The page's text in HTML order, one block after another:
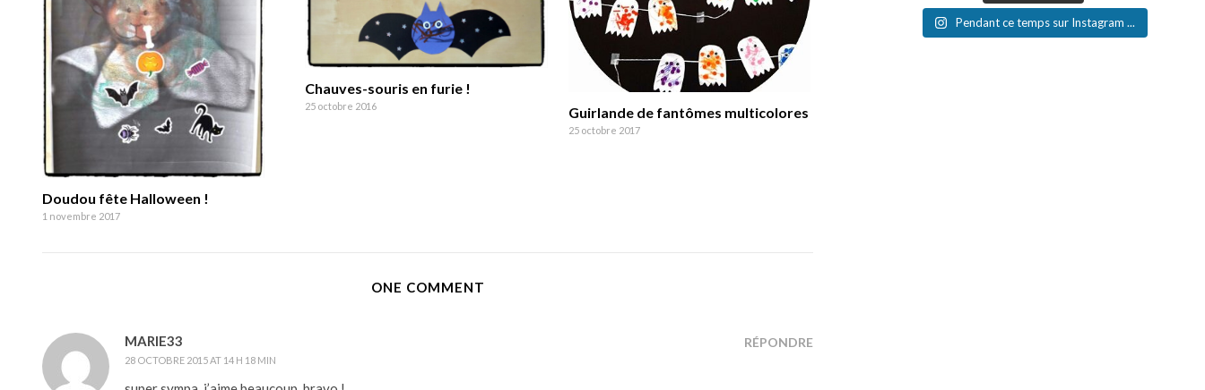
Doudou fête Halloween !
1 novembre 2017
Chauves-souris en furie !
25 octobre 2016 Guirlande de fantômes multicolores
25 octobre 2017
ONE COMMENT
MARIE33
28 OCTOBRE 2015 AT 14 H 18 MIN
RÉPONDRE
Pendant ce temps sur Instagram ...